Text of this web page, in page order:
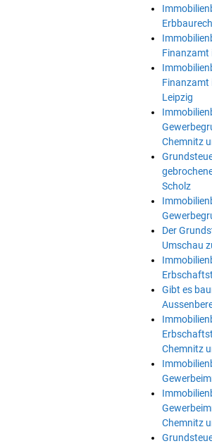
Finanzamt
Finanzamt
Leipzig
Chemnitz
Scholz
Der
Umschau
Gibt es
Chemnitz
Chemnitz